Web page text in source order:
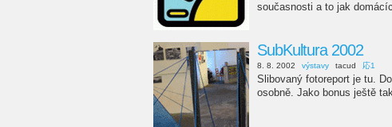
současnosti a to jak
SubKultura 2002
8. 8. 2002 výstavy tacud 応1
Slibovaný fotoreport je tu.
osobně. Jako bonus ještě